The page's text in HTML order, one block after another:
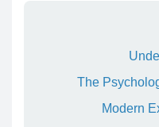
The
Modern